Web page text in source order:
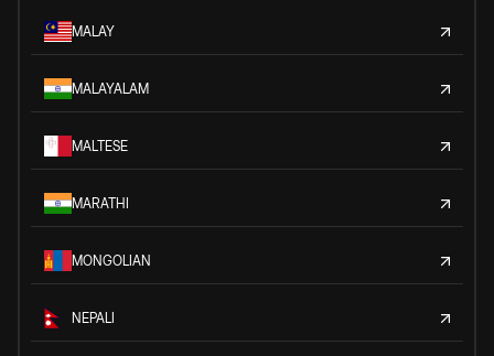
MALAY
MALAYALAM
MALTESE
MARATHI
MONGOLIAN
NEPALI